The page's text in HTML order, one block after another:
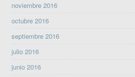
noviembre 2016
octubre 2016
septiembre 2016
julio 2016
junio 2016